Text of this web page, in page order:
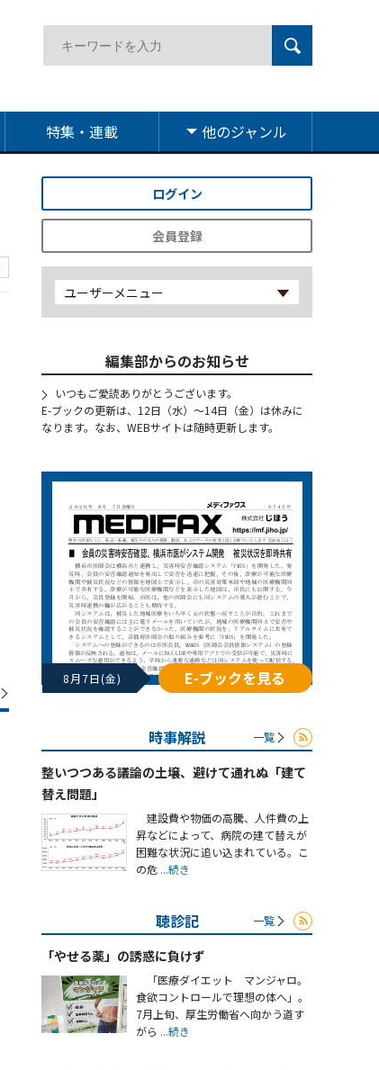
特集・連載 他のジャンル
ログイン
会員登録
ユーザーメニュー
編集部からのお知らせ
いつもご愛読ありがとうございます。
E-ブックの更新は、12日（水）～14日（金）は休みに
なります。なお、WEBサイトは随時更新します。
8月7日(金) E-ブックを見る
時事解説 一覧
整いつつある議論の土壌、避けて通れぬ「建て
替え問題」
建設費や物価の高騰、人件費の上
昇などによって、病院の建て替えが
困難な状況に追い込まれている。こ
の危 ...続き
聴診記 一覧
「やせる薬」の誘惑に負けず
「医療ダイエット マンジャロ。
食欲コントロールで理想の体へ」。
7月上旬、厚生労働省へ向かう道す
がら ...続き